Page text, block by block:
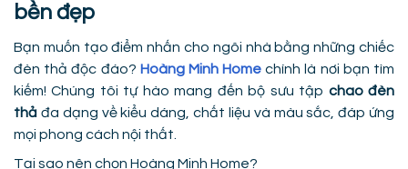
bền đẹp
Bạn muốn tạo điểm nhấn cho ngôi nhà bằng những chiếc
đèn thả độc đáo? Hoàng Minh Home chính là nơi bạn tìm
kiếm! Chúng tôi tự hào mang đến bộ sưu tập chao đèn
thả đa dạng về kiểu dáng, chất liệu và màu sắc, đáp ứng
mọi phong cách nội thất.
Tại sao nên chọn Hoàng Minh Home?